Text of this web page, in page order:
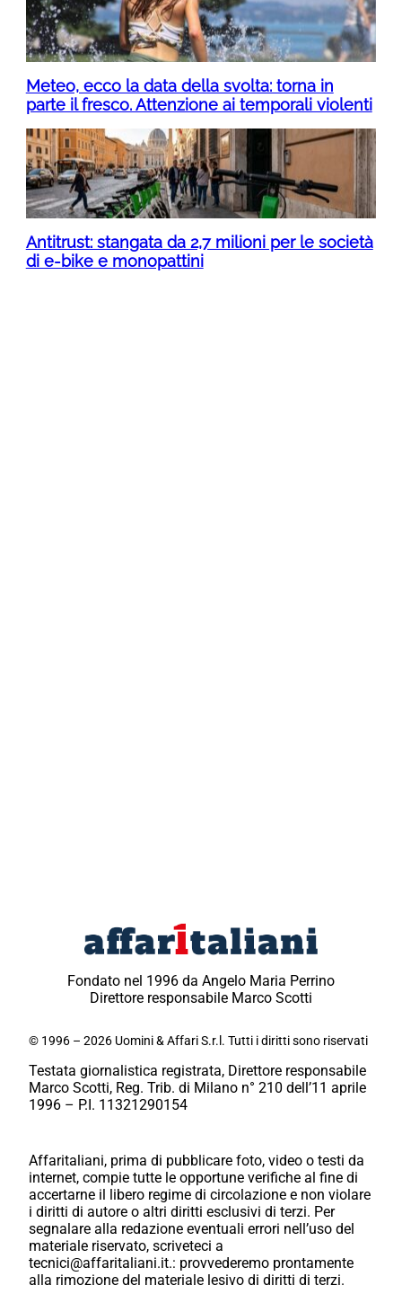
Meteo, ecco la data della svolta: torna in
parte il fresco. Attenzione ai temporali violenti
Antitrust: stangata da 2,7 milioni per le società
di e-bike e monopattini
Fondato nel 1996 da Angelo Maria Perrino
Direttore responsabile Marco Scotti
© 1996 – 2026 Uomini & Affari S.r.l. Tutti i diritti sono riservati
Testata giornalistica registrata, Direttore responsabile
Marco Scotti, Reg. Trib. di Milano n° 210 dell’11 aprile
1996 – P.I. 11321290154
Affaritaliani, prima di pubblicare foto, video o testi da
internet, compie tutte le opportune verifiche al fine di
accertarne il libero regime di circolazione e non violare
i diritti di autore o altri diritti esclusivi di terzi. Per
segnalare alla redazione eventuali errori nell’uso del
materiale riservato, scriveteci a
tecnici@affaritaliani.it.: provvederemo prontamente
alla rimozione del materiale lesivo di diritti di terzi.